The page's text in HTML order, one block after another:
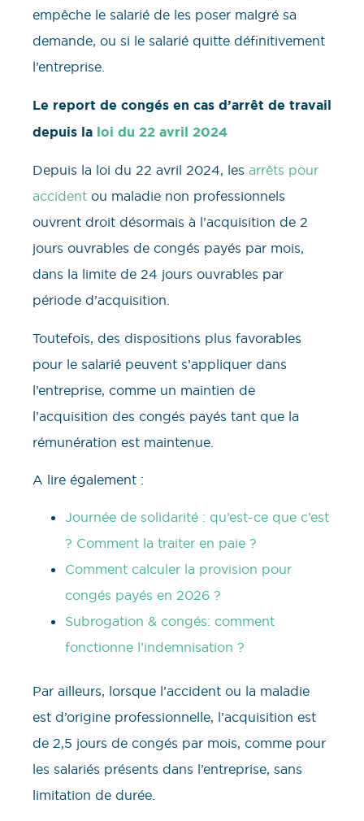
empêche le salarié de les poser malgré sa
demande, ou si le salarié quitte définitivement
l’entreprise.
Le report de congés en cas d’arrêt de travail
depuis la loi du 22 avril 2024
Depuis la loi du 22 avril 2024, les arrêts pour
accident ou maladie non professionnels
ouvrent droit désormais à l’acquisition de 2
jours ouvrables de congés payés par mois,
dans la limite de 24 jours ouvrables par
période d’acquisition.
Toutefois, des dispositions plus favorables
pour le salarié peuvent s’appliquer dans
l’entreprise, comme un maintien de
l’acquisition des congés payés tant que la
rémunération est maintenue.
A lire également :
Journée de solidarité : qu’est-ce que c’est
? Comment la traiter en paie ?
Comment calculer la provision pour
congés payés en 2026 ?
Subrogation & congés: comment
fonctionne l’indemnisation ?
Par ailleurs, lorsque l’accident ou la maladie
est d’origine professionnelle, l’acquisition est
de 2,5 jours de congés par mois, comme pour
les salariés présents dans l’entreprise, sans
limitation de durée.